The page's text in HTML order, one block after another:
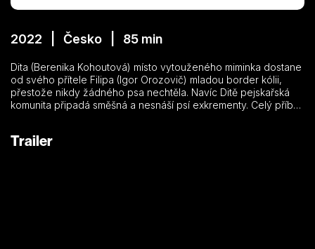
2022 | Česko | 85 min
Dita (Berenika Kohoutová) místo vytouženého miminka dostane
od svého přítele Filipa (Igor Orozovič) mladou border kólii,
přestože nikdy žádného psa nechtěla. Navíc Ditě pejskařská
komunita připadá směšná a nesnáší psí exkrementy. Celý příběh
Trailer